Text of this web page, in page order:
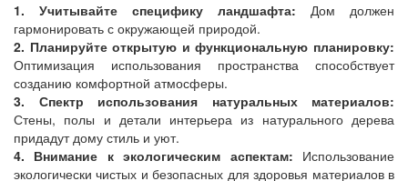
1. Учитывайте специфику ландшафта: Дом должен
гармонировать с окружающей природой.
2. Планируйте открытую и функциональную планировку:
Оптимизация использования пространства способствует
созданию комфортной атмосферы.
3. Спектр использования натуральных материалов:
Стены, полы и детали интерьера из натурального дерева
придадут дому стиль и уют.
4. Внимание к экологическим аспектам: Использование
экологически чистых и безопасных для здоровья материалов в